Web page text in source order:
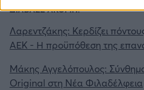
ΔΙΑΒΑΣΕ ΑΚΟΜΗ:
Λαρεντζάκης: Κερδίζει
ΑΕΚ - Η προϋπόθεση της
Μάκης Αγγελόπουλος:
Original στη Νέα Φιλαδέλφεια